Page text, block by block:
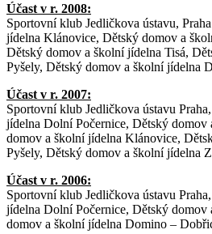
Účast v r. 2008:
Sportovní klub Jedličkova ústavu,
jídelna Klánovice, Dětský domov a
Dětský domov a školní jídelna Tisá,
Pyšely, Dětský domov a školní jídelna
Účast v r. 2007:
Sportovní klub Jedličkova ústavu
jídelna Dolní Počernice, Dětský domov
domov a školní jídelna Klánovice,
Pyšely, Dětský domov a školní jídelna
Účast v r. 2006:
Sportovní klub Jedličkova ústavu
jídelna Dolní Počernice, Dětský domov
domov a školní jídelna Domino –